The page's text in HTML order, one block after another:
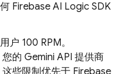
Firebase AI Logic SDK
户 100 RPM。
的 Gemini API 提供商